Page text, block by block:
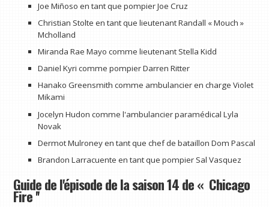
Joe Miñoso en tant que pompier Joe Cruz
Christian Stolte en tant que lieutenant Randall « Mouch »
Mcholland
Miranda Rae Mayo comme lieutenant Stella Kidd
Daniel Kyri comme pompier Darren Ritter
Hanako Greensmith comme ambulancier en charge Violet
Mikami
Jocelyn Hudon comme l'ambulancier paramédical Lyla
Novak
Dermot Mulroney en tant que chef de bataillon Dom Pascal
Brandon Larracuente en tant que pompier Sal Vasquez
Guide de l'épisode de la saison 14 de « Chicago
Fire ''